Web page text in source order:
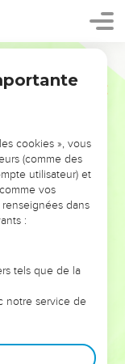
ÉVITER LES
doutes, les erreurs
même que ce
et responsables
que leurs erreurs
cookies », vous
(comme des
utilisateur) et
vos
dans
:
tels que de la
notre service de